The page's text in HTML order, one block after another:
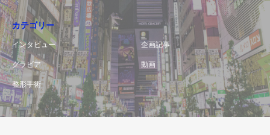
カテゴリー
インタビュー 企画記事
グラビア 動画
整形手術